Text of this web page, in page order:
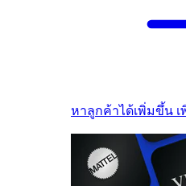
หาลูกค้าได้เพิ่มขึ้น